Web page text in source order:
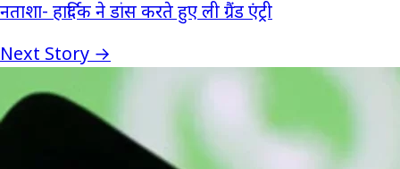
नताशा- हार्दिक ने डांस करते हुए ली ग्रैंड एंट्री
Next Story →